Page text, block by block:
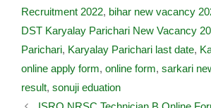
Recruitment 2022, bihar new vacancy
DST Karyalay Parichari New Vacancy
Parichari, Karyalay Parichari last date,
online apply form, online form, sarkari
result, sonuji eduation